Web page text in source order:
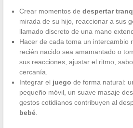
Crear momentos de despertar
mirada de su hijo, reaccionar a sus
llamado discreto de una mano
Hacer de cada toma un intercambio
recién nacido sea amamantado o
sus reacciones, ajustar el ritmo,
cercanía.
Integrar el juego de forma natural:
pequeño móvil, un suave masaje
gestos cotidianos contribuyen al
bebé.